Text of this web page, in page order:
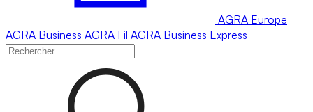
AGRA Europe
AGRA Business AGRA Fil AGRA Business Express